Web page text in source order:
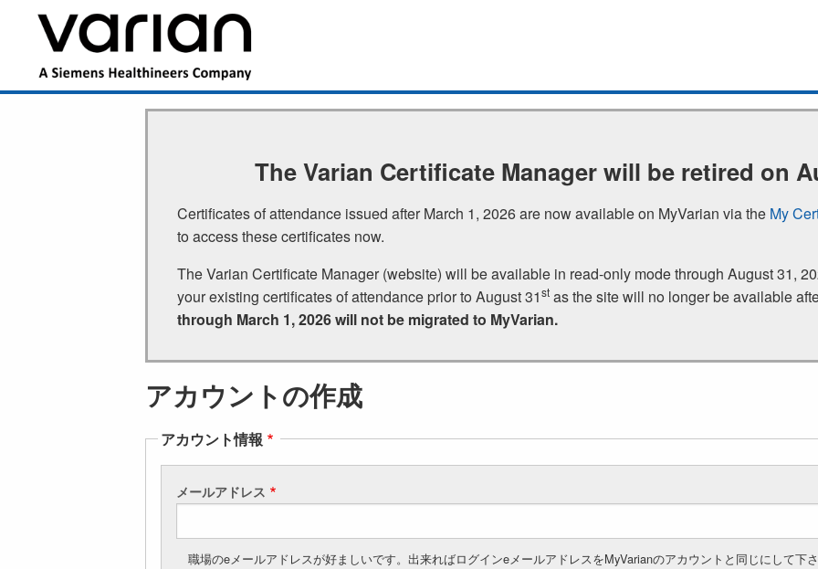
ン
Main
navigation
The Varian Certificate Manager will be retired on
Certificates of attendance issued after March 1, 2026 are now available on MyVarian via the My
to access these certificates now.
The Varian Certificate Manager (website) will be available in read‑only mode through August 31,
your existing certificates of attendance prior to August 31st as the site will no longer be available
through March 1, 2026 will not be migrated to MyVarian.
アカウントの作成
アカウント情報
メールアドレス
職場のeメールアドレスが好ましいです。出来ればログインeメールアドレスをMyVarianのアカウントと同じにして下